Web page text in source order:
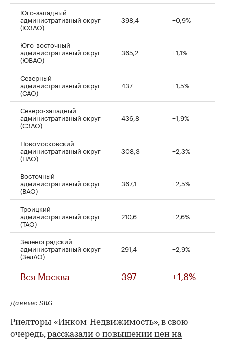
Юго-западный
административный округ
(ЮЗАО)
398,4 +0,9%
Юго-восточный
административный округ
(ЮВАО)
365,2 +1,1%
Северный
административный округ
(САО)
437 +1,5%
Северо-западный
административный округ
(СЗАО)
436,8 +1,9%
Новомосковский
административный округ
(НАО)
308,3 +2,3%
Восточный
административный округ
(ВАО)
367,1 +2,5%
Троицкий
административный округ
(ТАО)
210,6 +2,6%
Зеленоградский
административный округ
(ЗелАО)
291,4 +2,9%
Вся Москва 397 +1,8%
Данные: SRG
Риелторы «Инком-Недвижимость», в свою
очередь,рассказали о повышении цен на